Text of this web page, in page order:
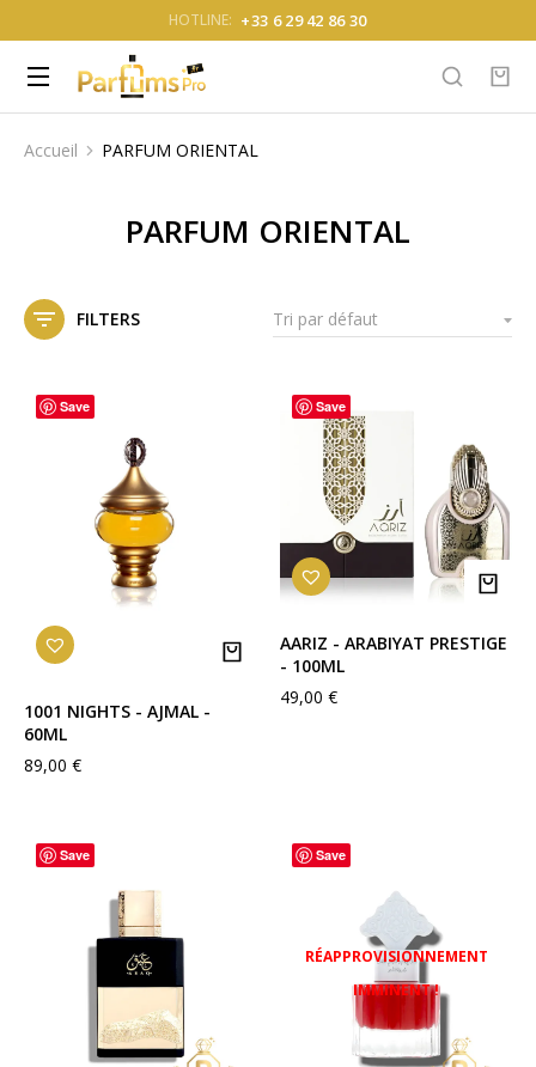
HOTLINE: +33 6 29 42 86 30
Vous êtes ici :
Accueil PARFUM ORIENTAL
PARFUM ORIENTAL
FILTERS
Save
1001 NIGHTS - AJMAL -
60ML
89,00 €
Save
AARIZ - ARABIYAT PRESTIGE
- 100ML
49,00 €
Save Save